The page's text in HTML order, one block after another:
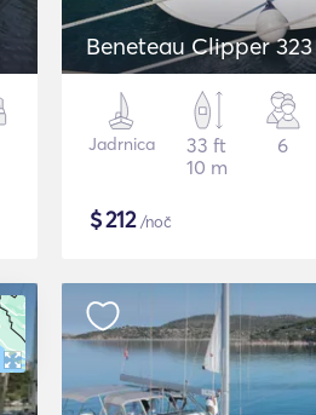
Beneteau Clipper 323
Jadrnica
33 ft
10 m
6
$212/noč